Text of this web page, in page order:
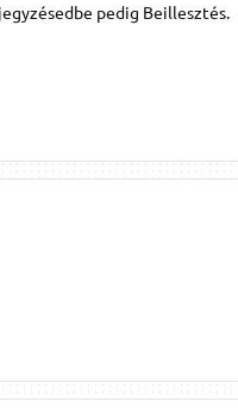
pedig Beillesztés.